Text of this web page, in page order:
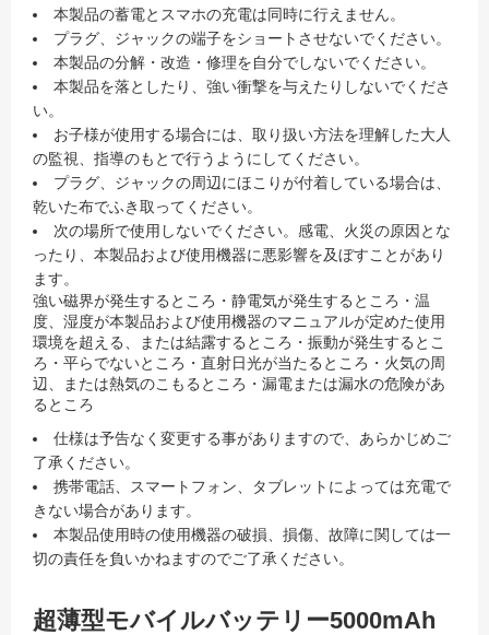
本製品の蓄電とスマホの充電は同時に行えません。
プラグ、ジャックの端子をショートさせないでください。
本製品の分解・改造・修理を自分でしないでください。
本製品を落としたり、強い衝撃を与えたりしないでくださ
い。
お子様が使用する場合には、取り扱い方法を理解した大人
の監視、指導のもとで行うようにしてください。
プラグ、ジャックの周辺にほこりが付着している場合は、
乾いた布でふき取ってください。
次の場所で使用しないでください。感電、火災の原因とな
ったり、本製品および使用機器に悪影響を及ぼすことがあり
ます。
強い磁界が発生するところ・静電気が発生するところ・温
度、湿度が本製品および使用機器のマニュアルが定めた使用
環境を超える、または結露するところ・振動が発生するとこ
ろ・平らでないところ・直射日光が当たるところ・火気の周
辺、または熱気のこもるところ・漏電または漏水の危険があ
るところ
仕様は予告なく変更する事がありますので、あらかじめご
了承ください。
携帯電話、スマートフォン、タブレットによっては充電で
きない場合があります。
本製品使用時の使用機器の破損、損傷、故障に関しては一
切の責任を負いかねますのでご了承ください。
超薄型モバイルバッテリー5000mAh